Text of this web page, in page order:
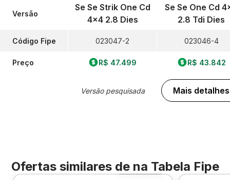
Versão
Código Fipe
Preço
Se Se Strik One Cd
4x4 2.8 Dies
023047-2
R$ 47.499
Versão pesquisada
Se Se One Cd
2.8 Tdi Dies
023046-4
R$ 43.842
Mais detalhes
Ofertas similares de na Tabela Fipe
Foto 360º